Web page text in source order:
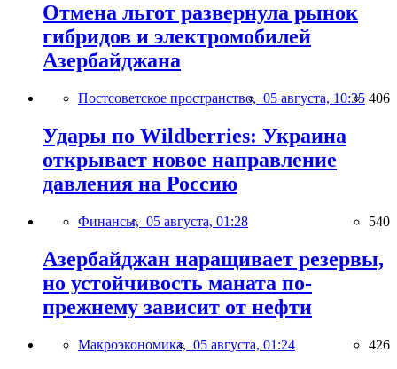
Отмена льгот развернула рынок
гибридов и электромобилей
Азербайджана
Постсоветское пространство, 05 августа, 10:35 406
Удары по Wildberries: Украина
открывает новое направление
давления на Россию
Финансы, 05 августа, 01:28 540
Азербайджан наращивает резервы,
но устойчивость маната по-
прежнему зависит от нефти
Макроэкономика, 05 августа, 01:24 426